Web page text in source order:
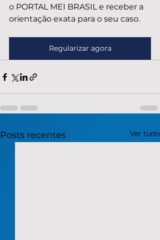
o PORTAL MEI BRASIL e receber a
orientação exata para o seu caso.
Regularizar agora
Posts recentes Ver tudo